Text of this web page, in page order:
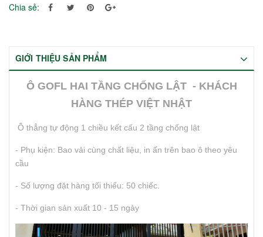
Chia sẻ:
GIỚI THIỆU SẢN PHẨM
Ô GOFL HAI TẦNG CHỐNG LẬT - KHÁCH
HÀNG THÉP VIỆT NHẬT
Ô thẳng tự động 1 chiều kết cấu 2 tầng chống lật
- Phụ kiện: Bao vải cùng chất liệu, in ấn trên bao ô theo yêu
cầu
- Số lượng đặt hàng tối thiểu: 50 chiếc.
- Thời gian sản xuất 10 - 15 ngày